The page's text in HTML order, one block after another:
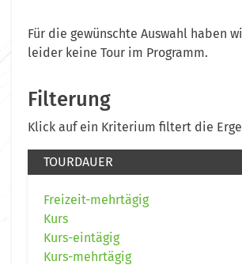
Für die gewünschte Auswahl haben
leider keine Tour im Programm.
Filterung
Klick auf ein Kriterium filtert die
TOURDAUER
Freizeit-mehrtägig
Kurs
Kurs-eintägig
Kurs-mehrtägig